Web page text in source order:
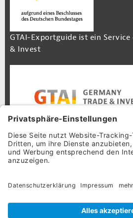
GTAI-Exportguide ist ein Service
& Invest
Footer Navigation
Inhalt
Cookie-Einstellungen
Datenschutz